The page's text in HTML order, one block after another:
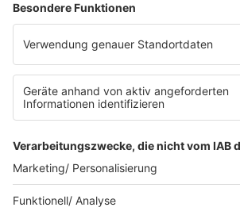
Impressum
Datenschutzerklärung
Datenschutzeinstellungen